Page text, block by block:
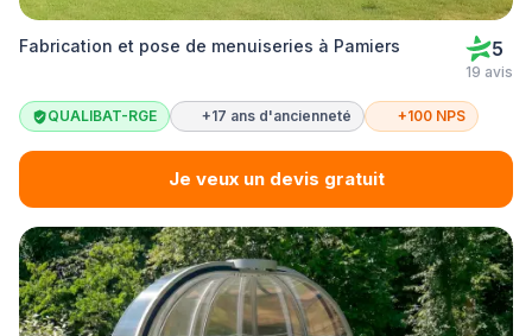
Fabrication et pose de menuiseries à Pamiers 5
19 avis
QUALIBAT-RGE +17 ans d'ancienneté +100 NPS
Je veux un devis gratuit